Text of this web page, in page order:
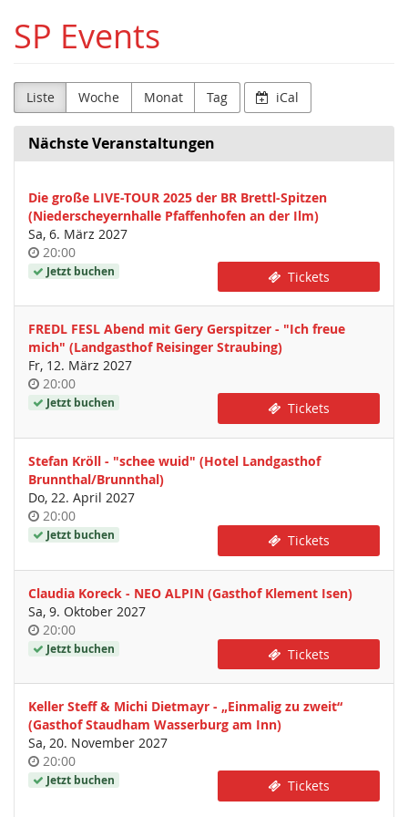
Haupt-
Inhalt
SP Events
Liste Woche Monat Tag iCal
Nächste Veranstaltungen
Die große LIVE-TOUR 2025 der BR Brettl-Spitzen
(Niederscheyernhalle Pfaffenhofen an der Ilm)
Sa, 6. März 2027
Uhrzeit
20:00
Jetzt buchen Tickets
FREDL FESL Abend mit Gery Gerspitzer - "Ich freue
mich" (Landgasthof Reisinger Straubing)
Fr, 12. März 2027
Uhrzeit
20:00
Jetzt buchen Tickets
Stefan Kröll - "schee wuid" (Hotel Landgasthof
Brunnthal/Brunnthal)
Do, 22. April 2027
Uhrzeit
20:00
Jetzt buchen Tickets
Claudia Koreck - NEO ALPIN (Gasthof Klement Isen)
Sa, 9. Oktober 2027
Uhrzeit
20:00
Jetzt buchen Tickets
Keller Steff & Michi Dietmayr - „Einmalig zu zweit“
(Gasthof Staudham Wasserburg am Inn)
Sa, 20. November 2027
Uhrzeit
20:00
Jetzt buchen Tickets